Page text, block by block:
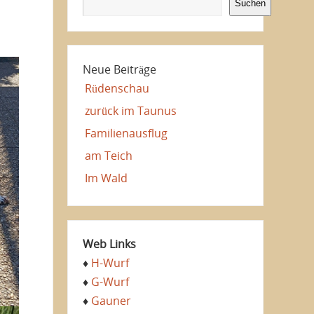
Suchen
Neue Beiträge
Rüdenschau
zurück im Taunus
Familienausflug
am Teich
Im Wald
Web Links
♦ H-Wurf
♦ G-Wurf
♦ Gauner